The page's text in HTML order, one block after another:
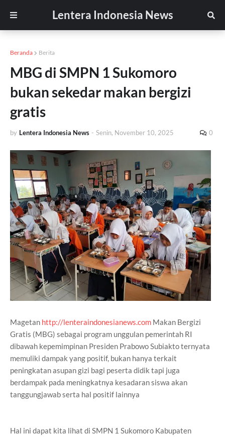
Lentera Indonesia News
Beranda Berita
MBG di SMPN 1 Sukomoro
bukan sekedar makan bergizi
gratis
by Lentera Indonesia News - Senin, November 10, 2025 0
Magetan http://lenteraindonesianews.com Makan Bergizi
Gratis (MBG) sebagai program unggulan pemerintah RI
dibawah kepemimpinan Presiden Prabowo Subiakto ternyata
memuliki dampak yang positif, bukan hanya terkait
peningkatan asupan gizi bagi peserta didik tapi juga
berdampak pada meningkatnya kesadaran siswa akan
tanggungjawab serta hal positif lainnya
Hal ini dapat kita lihat di SMPN 1 Sukomoro Kabupaten